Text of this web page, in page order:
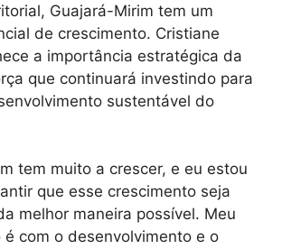
Guajará-Mirim tem um
de crescimento. Cristiane
a importância estratégica da
que continuará investindo para
sustentável do
tem muito a crescer, e eu estou
que esse crescimento seja
melhor maneira possível. Meu
é com o desenvolvimento e o